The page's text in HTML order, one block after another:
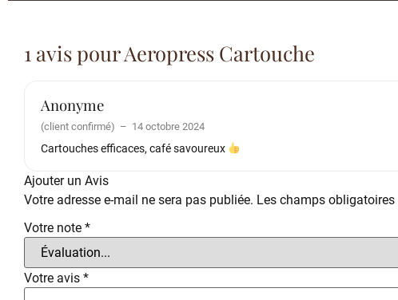
1 avis pourAeropress Cartouche
Anonyme
(client confirmé) – 14 octobre 2024
Cartouches efficaces, café savoureux
Ajouter un Avis
Votre adresse e-mail ne sera pas publiée. Les champs
Votre note *
Votre avis *